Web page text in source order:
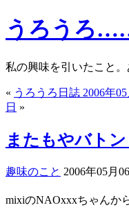
うろうろ
私の興味を引いたこと。
« うろうろ日誌 2006年05
日 »
またもやバト
趣味のこと 2006年05月
mixiのNAOxxxちゃんか